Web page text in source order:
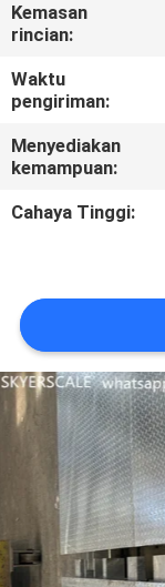
BERITA
KASUS-
KASUS
MINTA
SITEMAP
PRIVACY
POLICY
Kemasan
rincian:
Waktu
pengiriman:
Menyediakan
kemampuan:
Cahaya Tinggi: